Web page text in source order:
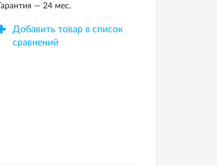
Гарантия — 24 мес.
Добавить товар в список
сравнений